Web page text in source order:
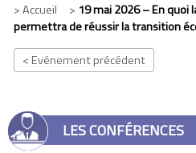
> Accueil > 19 mai 2026 – En
permettra de réussir la transition
< Evénement précédent
LES CONFÉRENCES